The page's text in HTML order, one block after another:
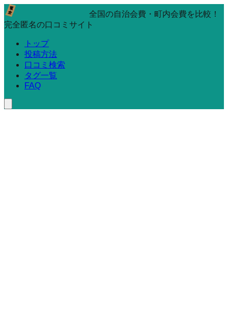
全国の自治会費・町内会費を比較！
完全匿名の口コミサイト
トップ
投稿方法
口コミ検索
タグ一覧
FAQ